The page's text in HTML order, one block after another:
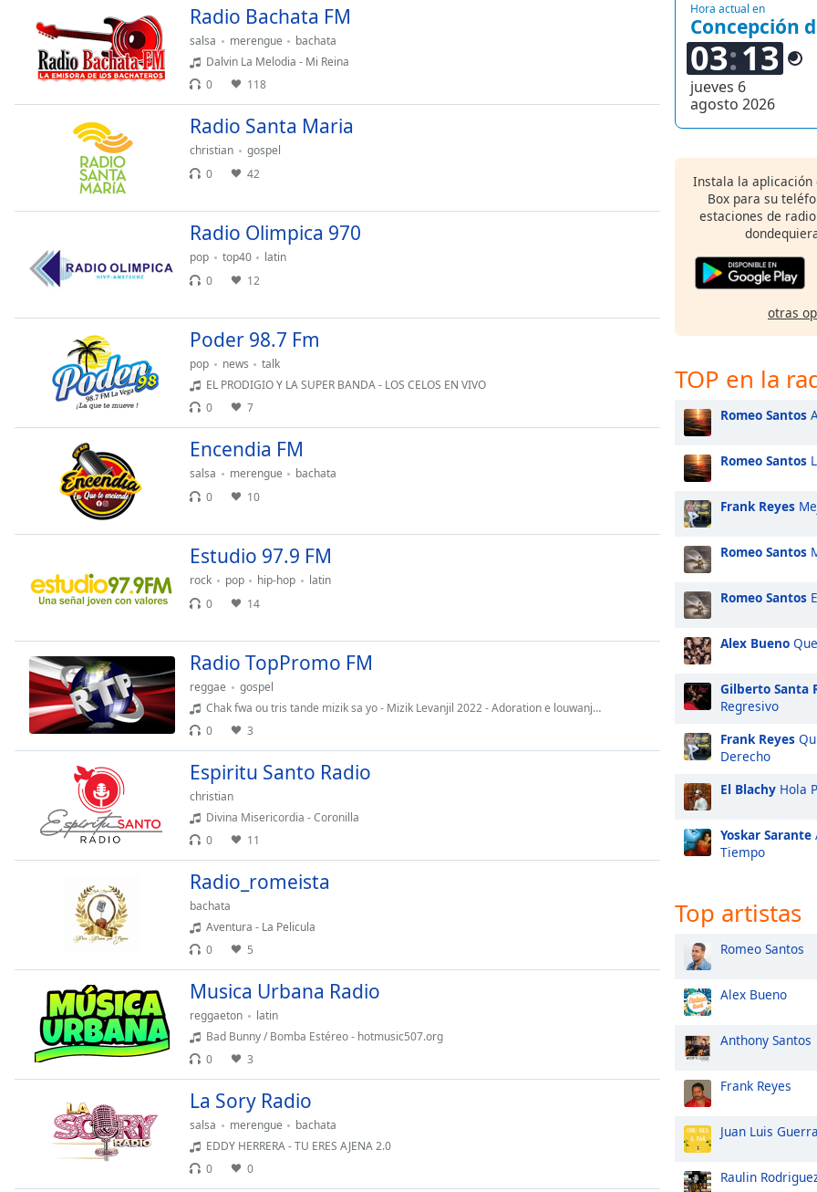
Playback
Rate
Chapters
selected
settings,
opens
subtitles
settings
dialog
subtitles
selected
Picture-
in-
Picture
This
modal
window.
window.
will
window.
Opacity
Background
Radio Bachata FM
salsa merengue
bachata
Dalvin La Melodia - Mi Reina
0
118
Radio Santa Maria
christian
gospel
0
42
Radio Olimpica 970
pop top40
latin
0
12
Poder 98.7 Fm
pop news
talk
EL PRODIGIO Y LA SUPER BANDA - LOS CELOS EN VIVO
0
7
Encendia FM
salsa merengue
bachata
0
10
Estudio 97.9 FM
rock pop hip-hop
latin
0
14
Radio TopPromo FM
reggae
gospel
Chak fwa ou tris tande mizik sa yo - Mizik Levanjil 2022 - Adoration e louwanj 2022
0
3
Espiritu Santo Radio
christian
Divina Misericordia - Coronilla
0
11
Radio_romeista
bachata
Aventura - La Pelicula
0
5
Musica Urbana Radio
reggaeton
latin
Bad Bunny / Bomba Estéreo - hotmusic507.org
0
3
La Sory Radio
salsa merengue
bachata
EDDY HERRERA - TU ERES AJENA 2.0
0
0
Hora actual en
Concepción
03 13
jueves 6
agosto 2026
Instala la aplicación
Box para su
estaciones de
otras
TOP en la
Romeo Santos
Romeo Santos
Frank Reyes
Romeo Santos
Romeo Santos
Alex Bueno
Gilberto Santa
Regresivo
Frank Reyes
Derecho
El Blachy Hola
Yoskar Sarante
Tiempo
Top artistas
Romeo Santos
Alex Bueno
Anthony Santos
Frank Reyes
Juan Luis Guerra
Raulin